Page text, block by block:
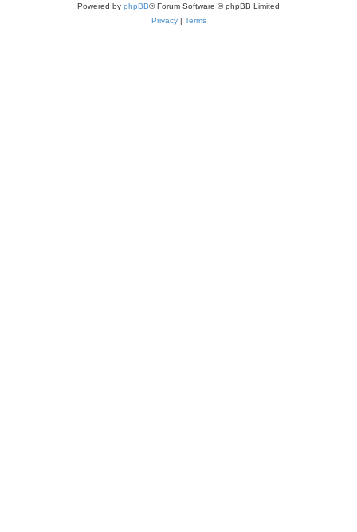
Powered by phpBB® Forum Software © phpBB Limited
Privacy| Terms